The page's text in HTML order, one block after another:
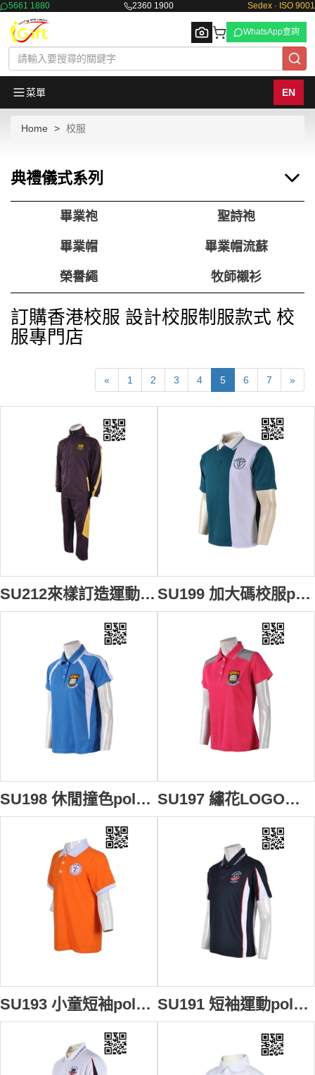
5661 1880 2360 1900 Sedex · ISO 9001
WhatsApp查詢
菜單 EN
Home 校服
典禮儀式系列
畢業袍 聖詩袍
畢業帽 畢業帽流蘇
榮譽繩 牧師襯衫
訂購香港校服 設計校服制服款式 校
服專門店
« 1 2 3 4 5 6 7 »
SU212來樣訂造運動套裝 網上下單校服 運動體育服 冬天中學運動校服 個人設計運動套裝 校服製造商 SU199 加大碼校服polo衫 來樣訂做 團體繡花運動制服polo衫 logo設計polo衫 校服polo衫專門店
SU198 休閒撞色polo衫 供應訂購 繡花logo制服polo衫 運動制服款式polo衫 polo衫網站 SU197 繡花LOGO運動polo上衣 設計訂造 校服polo上衣 拼布撞色polo衫 polo衫製造商
SU193 小童短袖polo上衣 設計訂造 兒童Polo訂做 小童軍制服polo衫 校服制服polo衫 校服polo衫公司 SU191 短袖運動polo上衣 度身訂做 LOGO繡花校服polo衫 polo衫選擇 polo批發商